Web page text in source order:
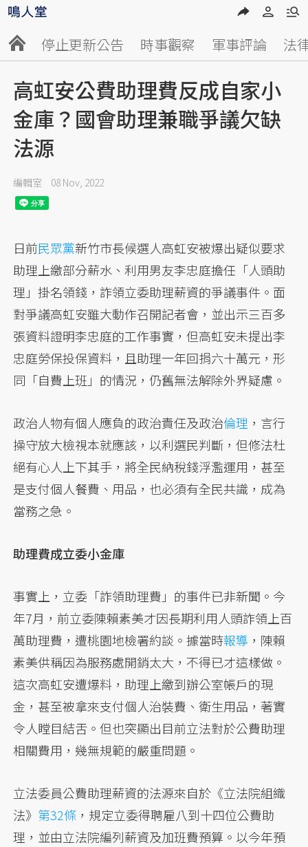
停止更新公告 時事觀察 軍事評論 法
高虹安公費助理費反成自家小
金庫？國會助理兼職爭議欠缺
法源
編輯室 08 Nov, 2022
日前民眾黨新竹市長候選人高虹安被爆出疑似要求
助理上繳部分薪水、利用男友李忠庭擔任「人頭助
理」掛名領錢，詐領立委助理薪資的爭議事件。面
對爭議高虹安雖大動作召開記者會，並出示三百多
張資料證明李忠庭的工作事實，但高虹安未提出李
忠庭勞保投保資料，且助理一年回捐六十萬元，形
同「自費上班」的情況，仍舊無法解除外界疑慮。
政治人物有個人應負的政治責任及政治倫理 ，言行
操守放大檢視本就應該，以利選民判斷，但修法杜
絕有心人上下其手，將全民納稅錢浮濫運用，甚至
是支付個人餐費、用品，也必須有全民共識，成為
當務之急。
助理費成立委小金庫
事實上，立委「詐領助理費」的事件已非新聞。今
年7月，前立委陳賴素美才因長期利用人頭詐領上百
萬助理費，遭桃園地檢署約談。據當時報導 ，陳賴
素美供稱因為服務處開銷太大，不得已才這樣做。
這次高虹安遭爆料，助理上繳到辦公室帳戶的現
金，甚至被拿來支付個人治裝費、衛生用品，著實
令人瞠目結舌。但也突顯出目前立法對於公費助理
相關費用，幾無規範的嚴重問題。
立法委員公費助理薪資的法源來自於《立法院組織
法》 第32條 ，規定立委得聘雇八到十四位公費助
理，並由立法院編列薪資及加班費預算。以今年預